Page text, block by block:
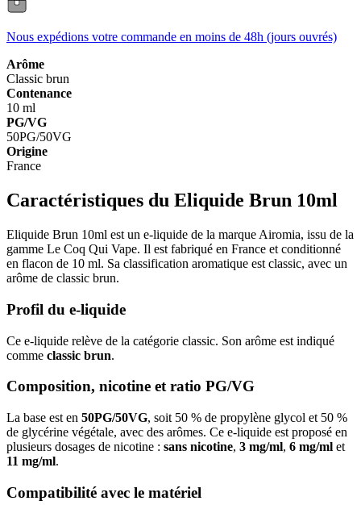
Nous expédions votre commande en moins de 48h (jours ouvrés)
Arôme
Classic brun
Contenance
10 ml
PG/VG
50PG/50VG
Origine
France
Caractéristiques du Eliquide Brun 10ml
Eliquide Brun 10ml est un e-liquide de la marque Airomia, issu de la
gamme Le Coq Qui Vape. Il est fabriqué en France et conditionné
en flacon de 10 ml. Sa classification aromatique est classic, avec un
arôme de classic brun.
Profil du e-liquide
Ce e-liquide relève de la catégorie classic. Son arôme est indiqué
comme classic brun.
Composition, nicotine et ratio PG/VG
La base est en 50PG/50VG, soit 50 % de propylène glycol et 50 %
de glycérine végétale, avec des arômes. Ce e-liquide est proposé en
plusieurs dosages de nicotine : sans nicotine, 3 mg/ml, 6 mg/ml et
11 mg/ml.
Compatibilité avec le matériel